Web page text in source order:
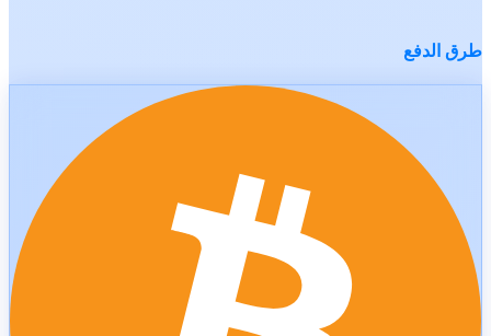
طرق الدفع